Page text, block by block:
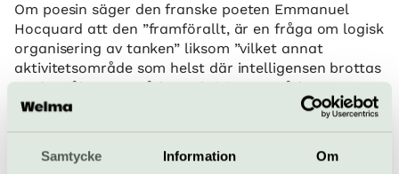
Samtycke Information Om
Om poesin säger den franske poeten Emmanuel
Hocquard att den ”framförallt, är en fråga om logisk
organisering av tanken” liksom ”vilket annat
aktivitetsområde som helst där intelligensen brottas
med språket”. Ett sådant aktivitetsområde är utan
tvekan Torsten Anderssons måleri. I år skulle han ha
När